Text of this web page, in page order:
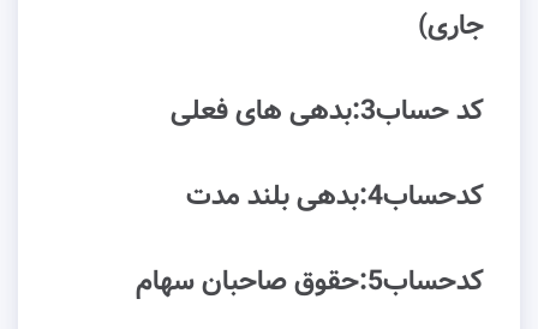
جاری)
کد حساب3:بدهی های فعلی
کدحساب4:بدهی بلند مدت
کدحساب5:حقوق صاحبان سهام